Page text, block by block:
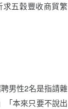
五穀豐收商貿繁
男性2名是指請雜
「本來只要不說出